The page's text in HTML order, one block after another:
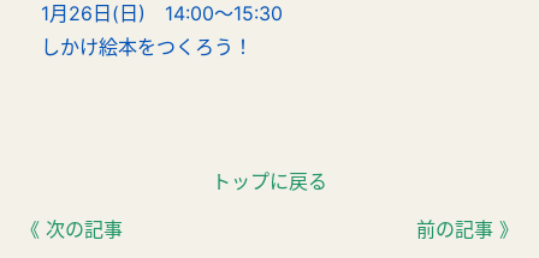
1月26日(日) 14:00～15:30
しかけ絵本をつくろう！
《 次の記事
トップに戻る
前の記事 》